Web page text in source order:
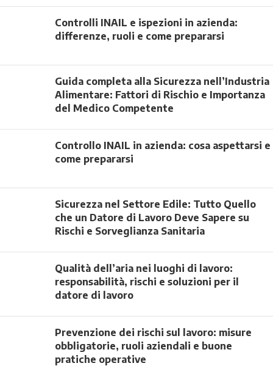
Controlli INAIL e ispezioni in azienda:
differenze, ruoli e come prepararsi
Guida completa alla Sicurezza nell’Industria
Alimentare: Fattori di Rischio e Importanza
del Medico Competente
Controllo INAIL in azienda: cosa aspettarsi e
come prepararsi
Sicurezza nel Settore Edile: Tutto Quello
che un Datore di Lavoro Deve Sapere su
Rischi e Sorveglianza Sanitaria
Qualità dell’aria nei luoghi di lavoro:
responsabilità, rischi e soluzioni per il
datore di lavoro
Prevenzione dei rischi sul lavoro: misure
obbligatorie, ruoli aziendali e buone
pratiche operative